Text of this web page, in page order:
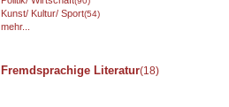
Kunst/ Kultur/ Sport(54)
mehr...
Fremdsprachige Literatur(18)